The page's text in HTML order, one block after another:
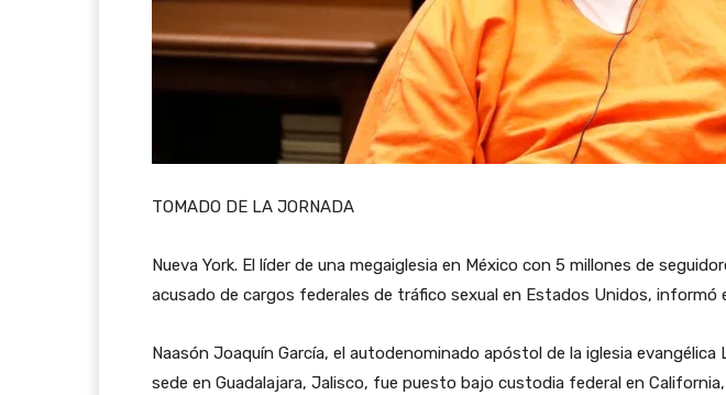
TOMADO DE LA JORNADA
Nueva York. El líder de una megaiglesia en México con 5 millones de
acusado de cargos federales de tráfico sexual en Estados Unidos, informó
Naasón Joaquín García, el autodenominado apóstol de la iglesia evangélica
sede en Guadalajara, Jalisco, fue puesto bajo custodia federal en